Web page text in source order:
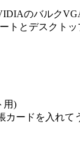
のバルク
トとデスクト
用)
カードを入れて